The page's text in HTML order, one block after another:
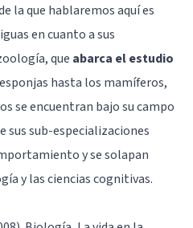
la que hablaremos aquí es
en cuanto a sus
que abarca el estudio
hasta los mamíferos,
se encuentran bajo su campo
sus sub-especializaciones
y se solapan
y las ciencias cognitivas.